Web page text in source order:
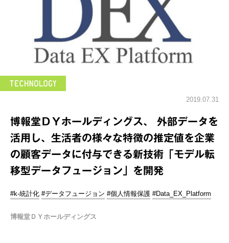
2019.07.31
博報堂ＤＹホールディングス、 外部データを
活用し、生活者の様々な特徴の推定値を企業
の顧客データに付与できる新技術「モデル転
移型データフュージョン」を開発
#k-統計化 #データフュージョン #個人情報保護 #Data_EX_Platform
博報堂ＤＹホールディングス